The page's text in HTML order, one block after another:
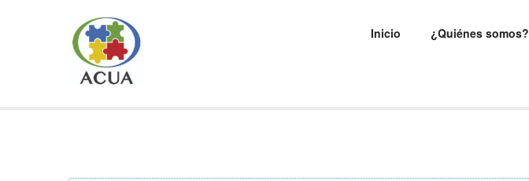
Inicio ¿Quiénes somos?